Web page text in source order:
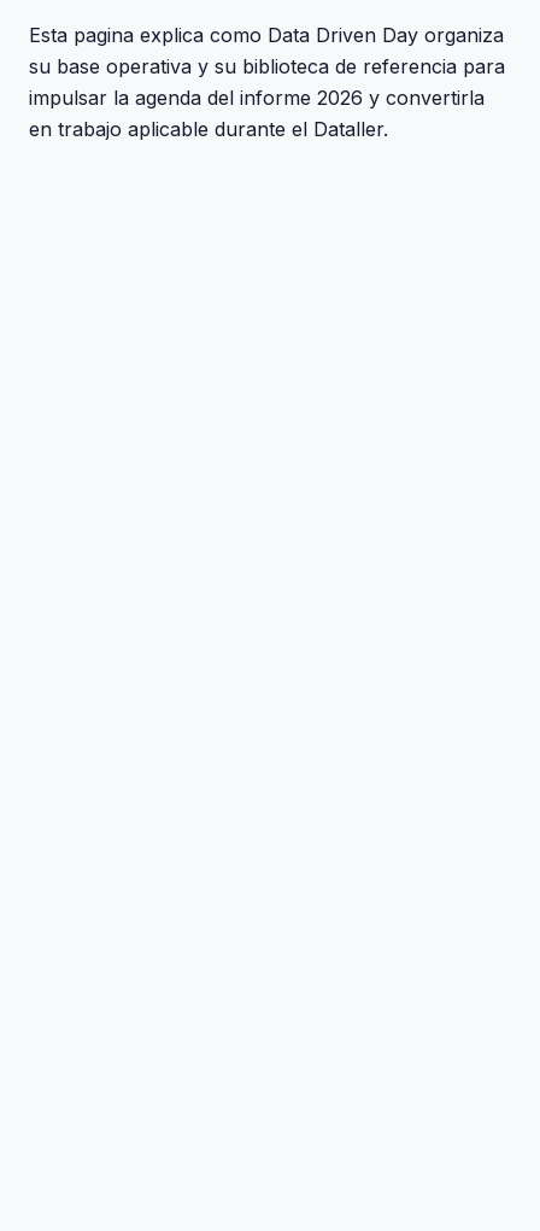
Esta pagina explica como Data Driven Day organiza
su base operativa y su biblioteca de referencia para
impulsar la agenda del informe 2026 y convertirla
en trabajo aplicable durante el Dataller.